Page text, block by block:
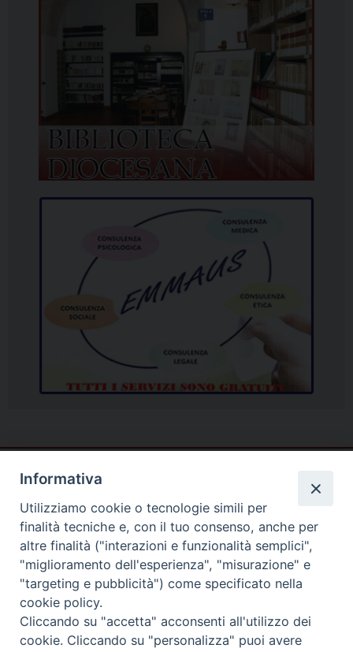
Piazza Duomo
Informativa
Utilizziamo cookie o tecnologie simili per
finalità tecniche e, con il tuo consenso, anche per
altre finalità ("interazioni e funzionalità semplici",
"miglioramento dell'esperienza", "misurazione" e
"targeting e pubblicità") come specificato nella
cookie policy.
Cliccando su "accetta" acconsenti all'utilizzo dei
cookie. Cliccando su "personalizza" puoi avere